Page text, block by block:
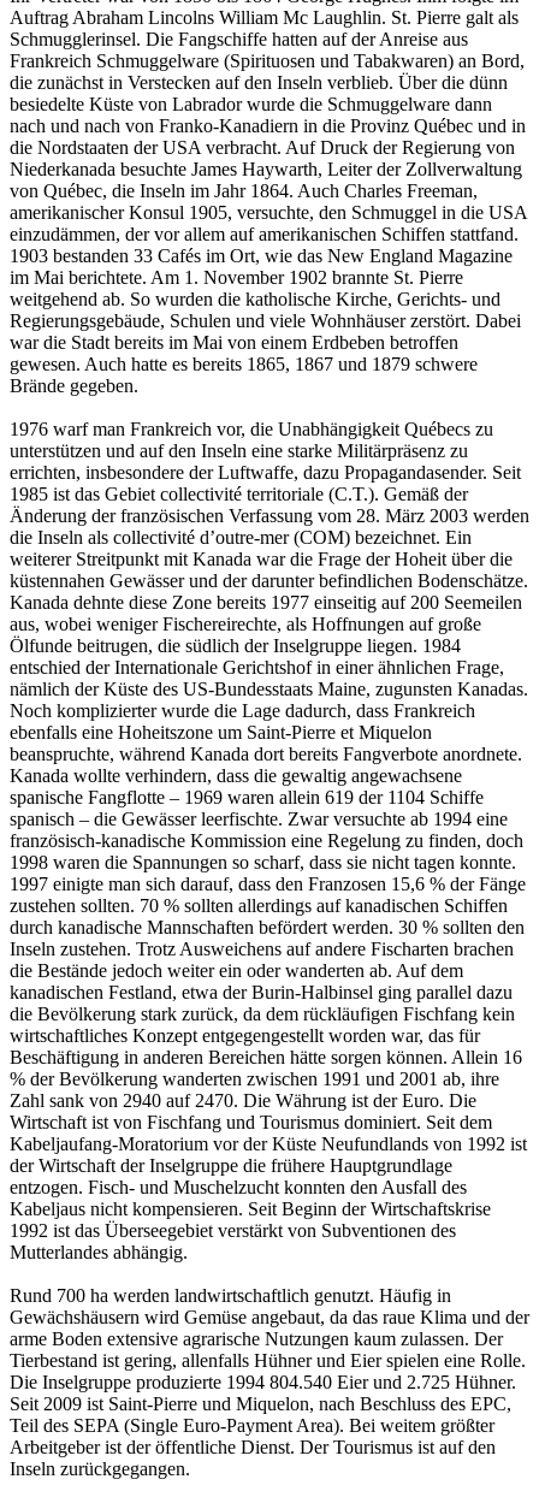
Auftrag Abraham Lincolns William Mc Laughlin. St. Pierre galt als
Schmugglerinsel. Die Fangschiffe hatten auf der Anreise aus
Frankreich Schmuggelware (Spirituosen und Tabakwaren) an Bord,
die zunächst in Verstecken auf den Inseln verblieb. Über die dünn
besiedelte Küste von Labrador wurde die Schmuggelware dann
nach und nach von Franko-Kanadiern in die Provinz Québec und in
die Nordstaaten der USA verbracht. Auf Druck der Regierung von
Niederkanada besuchte James Haywarth, Leiter der Zollverwaltung
von Québec, die Inseln im Jahr 1864. Auch Charles Freeman,
amerikanischer Konsul 1905, versuchte, den Schmuggel in die USA
einzudämmen, der vor allem auf amerikanischen Schiffen stattfand.
1903 bestanden 33 Cafés im Ort, wie das New England Magazine
im Mai berichtete. Am 1. November 1902 brannte St. Pierre
weitgehend ab. So wurden die katholische Kirche, Gerichts- und
Regierungsgebäude, Schulen und viele Wohnhäuser zerstört. Dabei
war die Stadt bereits im Mai von einem Erdbeben betroffen
gewesen. Auch hatte es bereits 1865, 1867 und 1879 schwere
Brände gegeben.
1976 warf man Frankreich vor, die Unabhängigkeit Québecs zu
unterstützen und auf den Inseln eine starke Militärpräsenz zu
errichten, insbesondere der Luftwaffe, dazu Propagandasender. Seit
1985 ist das Gebiet collectivité territoriale (C.T.). Gemäß der
Änderung der französischen Verfassung vom 28. März 2003 werden
die Inseln als collectivité d’outre-mer (COM) bezeichnet. Ein
weiterer Streitpunkt mit Kanada war die Frage der Hoheit über die
küstennahen Gewässer und der darunter befindlichen Bodenschätze.
Kanada dehnte diese Zone bereits 1977 einseitig auf 200 Seemeilen
aus, wobei weniger Fischereirechte, als Hoffnungen auf große
Ölfunde beitrugen, die südlich der Inselgruppe liegen. 1984
entschied der Internationale Gerichtshof in einer ähnlichen Frage,
nämlich der Küste des US-Bundesstaats Maine, zugunsten Kanadas.
Noch komplizierter wurde die Lage dadurch, dass Frankreich
ebenfalls eine Hoheitszone um Saint-Pierre et Miquelon
beanspruchte, während Kanada dort bereits Fangverbote anordnete.
Kanada wollte verhindern, dass die gewaltig angewachsene
spanische Fangflotte – 1969 waren allein 619 der 1104 Schiffe
spanisch – die Gewässer leerfischte. Zwar versuchte ab 1994 eine
französisch-kanadische Kommission eine Regelung zu finden, doch
1998 waren die Spannungen so scharf, dass sie nicht tagen konnte.
1997 einigte man sich darauf, dass den Franzosen 15,6 % der Fänge
zustehen sollten. 70 % sollten allerdings auf kanadischen Schiffen
durch kanadische Mannschaften befördert werden. 30 % sollten den
Inseln zustehen. Trotz Ausweichens auf andere Fischarten brachen
die Bestände jedoch weiter ein oder wanderten ab. Auf dem
kanadischen Festland, etwa der Burin-Halbinsel ging parallel dazu
die Bevölkerung stark zurück, da dem rückläufigen Fischfang kein
wirtschaftliches Konzept entgegengestellt worden war, das für
Beschäftigung in anderen Bereichen hätte sorgen können. Allein 16
% der Bevölkerung wanderten zwischen 1991 und 2001 ab, ihre
Zahl sank von 2940 auf 2470. Die Währung ist der Euro. Die
Wirtschaft ist von Fischfang und Tourismus dominiert. Seit dem
Kabeljaufang-Moratorium vor der Küste Neufundlands von 1992 ist
der Wirtschaft der Inselgruppe die frühere Hauptgrundlage
entzogen. Fisch- und Muschelzucht konnten den Ausfall des
Kabeljaus nicht kompensieren. Seit Beginn der Wirtschaftskrise
1992 ist das Überseegebiet verstärkt von Subventionen des
Mutterlandes abhängig.
Rund 700 ha werden landwirtschaftlich genutzt. Häufig in
Gewächshäusern wird Gemüse angebaut, da das raue Klima und der
arme Boden extensive agrarische Nutzungen kaum zulassen. Der
Tierbestand ist gering, allenfalls Hühner und Eier spielen eine Rolle.
Die Inselgruppe produzierte 1994 804.540 Eier und 2.725 Hühner.
Seit 2009 ist Saint-Pierre und Miquelon, nach Beschluss des EPC,
Teil des SEPA (Single Euro-Payment Area). Bei weitem größter
Arbeitgeber ist der öffentliche Dienst. Der Tourismus ist auf den
Inseln zurückgegangen.